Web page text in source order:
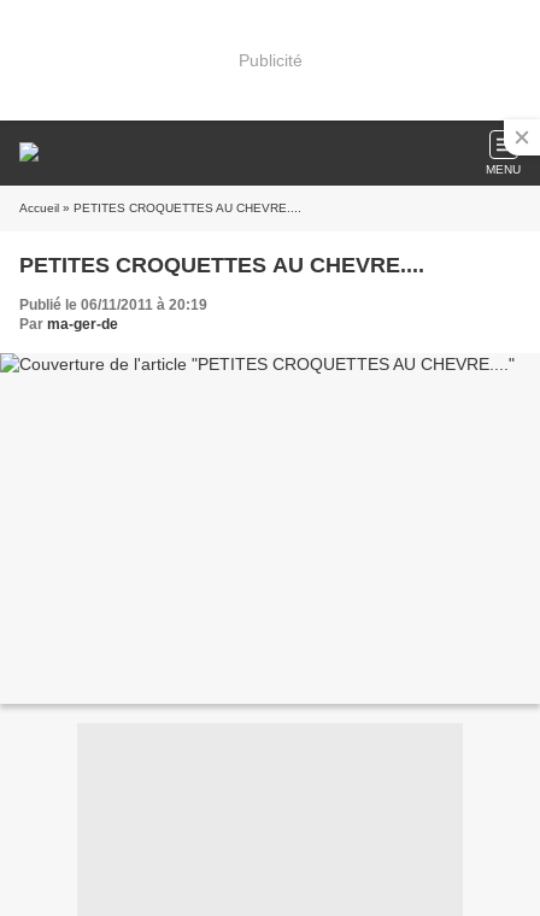
Publicité
MENU
Accueil » PETITES CROQUETTES AU CHEVRE....
PETITES CROQUETTES AU CHEVRE....
Publié le 06/11/2011 à 20:19
Par ma-ger-de